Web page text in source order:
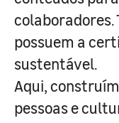
colaboradores.
possuem a
sustentável.
Aqui,
pessoas e